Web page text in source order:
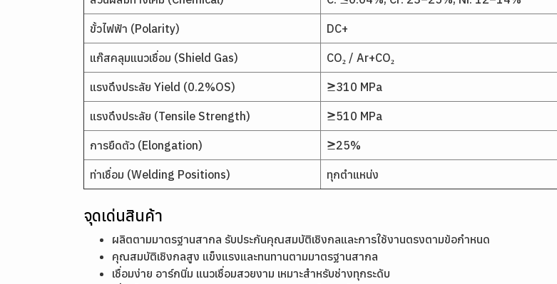
ขั้วไฟฟ้า (Polarity) DC+
แก๊สคลุมแนวเชื่อม (Shield Gas) CO₂ / Ar+CO₂
แรงดึงประลัย Yield (0.2%OS) ≥310 MPa
แรงดึงประลัย (Tensile Strength) ≥510 MPa
การยืดตัว (Elongation) ≥25%
ท่าเชื่อม (Welding Positions) ทุกตำแหน่ง
จุดเด่นสินค้า
ผลิตตามมาตรฐานสากล รับประกันคุณสมบัติเชิงกลและการใช้งานตรงตามข้อกำหนด
คุณสมบัติเชิงกลสูง แข็งแรงและทนทานตามมาตรฐานสากล
เชื่อมง่าย อาร์กนิ่ม แนวเชื่อมสวยงาม เหมาะสำหรับช่างทุกระดับ